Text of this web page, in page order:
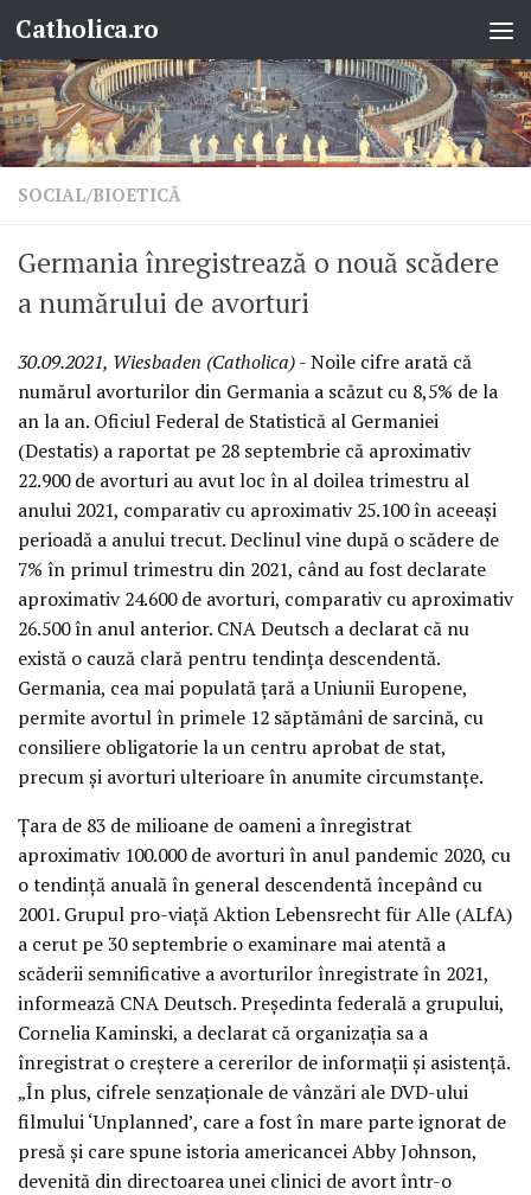
Skip to content
Catholica.ro
SOCIAL/BIOETICĂ
Germania înregistrează o nouă scădere
a numărului de avorturi
30.09.2021, Wiesbaden (Catholica)- Noile cifre arată că
numărul avorturilor din Germania a scăzut cu 8,5% de la
an la an. Oficiul Federal de Statistică al Germaniei
(Destatis) a raportat pe 28 septembrie că aproximativ
22.900 de avorturi au avut loc în al doilea trimestru al
anului 2021, comparativ cu aproximativ 25.100 în aceeași
perioadă a anului trecut. Declinul vine după o scădere de
7% în primul trimestru din 2021, când au fost declarate
aproximativ 24.600 de avorturi, comparativ cu aproximativ
26.500 în anul anterior. CNA Deutsch a declarat că nu
există o cauză clară pentru tendința descendentă.
Germania, cea mai populată țară a Uniunii Europene,
permite avortul în primele 12 săptămâni de sarcină, cu
consiliere obligatorie la un centru aprobat de stat,
precum și avorturi ulterioare în anumite circumstanțe.
Țara de 83 de milioane de oameni a înregistrat
aproximativ 100.000 de avorturi în anul pandemic 2020, cu
o tendință anuală în general descendentă începând cu
2001. Grupul pro-viață Aktion Lebensrecht für Alle (ALfA)
a cerut pe 30 septembrie o examinare mai atentă a
scăderii semnificative a avorturilor înregistrate în 2021,
informează CNA Deutsch. Președinta federală a grupului,
Cornelia Kaminski, a declarat că organizația sa a
înregistrat o creștere a cererilor de informații și asistență.
„În plus, cifrele senzaționale de vânzări ale DVD-ului
filmului ‘Unplanned’, care a fost în mare parte ignorat de
presă și care spune istoria americancei Abby Johnson,
devenită din directoarea unei clinici de avort într-o